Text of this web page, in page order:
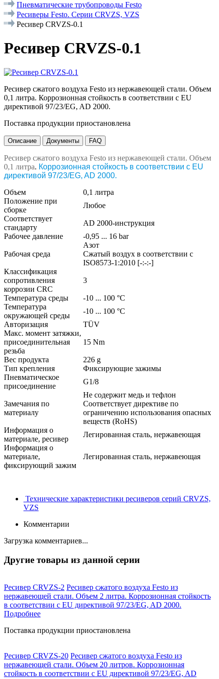
Пневматические трубопроводы Festo
Ресиверы Festo. Cерии CRVZS, VZS
Ресивер CRVZS-0.1
Ресивер CRVZS-0.1
Ресивер сжатого воздуха Festo из нержавеющей стали. Объем
0,1 литра. Коррозионная стойкость в соответствии с EU
директивой 97/23/EG, AD 2000.
Поставка продукции приостановлена
Описание Документы FAQ
Ресивер сжатого воздуха Festo из нержавеющей стали. Объем
0,1 литра. Коррозионная стойкость в соответствии с EU
директивой 97/23/EG, AD 2000.
Объем
0,1 литра
Положение при
сборке
Любое
Соответствует
стандарту
AD 2000-инструкция
Рабочее давление
-0,95 ... 16 bar
Рабочая среда
Азот
Сжатый воздух в соответствии с
ISO8573-1:2010 [-:-:-]
Классификация
сопротивления
коррозии CRC
3
Температура среды
-10 ... 100 °C
Температура
окружающей среды
-10 ... 100 °C
Авторизация
TÜV
Mакс. момент затяжки,
присоединительная
резьба
15 Nm
Вес продукта
226 g
Тип крепления
Фиксирующие зажимы
Пневматическое
присоединение
G1/8
Замечания по
материалу
Не содержит медь и тефлон
Соответствует директиве по
ограничению использования опасных
веществ (RoHS)
Информация о
материале, ресивер
Легированная сталь, нержавеющая
Информация о
материале,
фиксирующий зажим
Легированная сталь, нержавеющая
Технические характеристики ресиверов серий CRVZS,
VZS
Комментарии
Загрузка комментариев...
Другие товары из данной серии
Ресивер CRVZS-2 Ресивер сжатого воздуха Festo из
нержавеющей стали. Объем 2 литра. Коррозионная стойкость
в соответствии с EU директивой 97/23/EG, AD 2000.
Подробнее
Поставка продукции приостановлена
Ресивер CRVZS-20 Ресивер сжатого воздуха Festo из
нержавеющей стали. Объем 20 литров. Коррозионная
стойкость в соответствии с EU директивой 97/23/EG, AD